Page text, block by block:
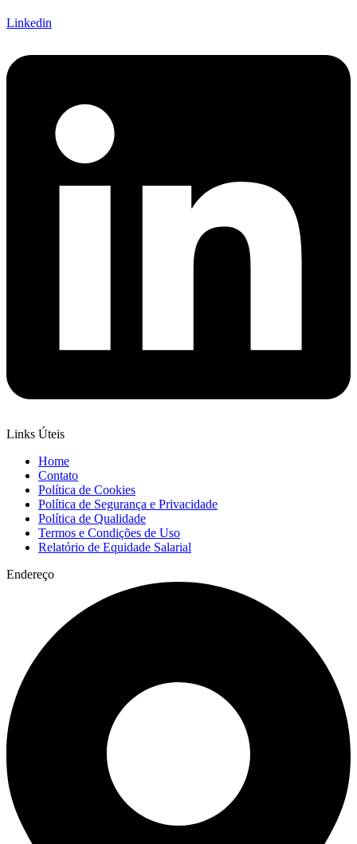
Linkedin
Links Úteis
Home
Contato
Política de Cookies
Política de Segurança e Privacidade
Política de Qualidade
Termos e Condições de Uso
Relatório de Equidade Salarial
Endereço